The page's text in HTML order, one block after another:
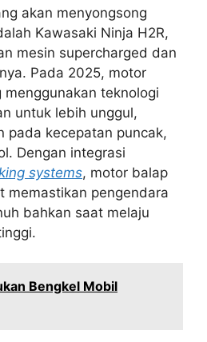
akan menyongsong
Kawasaki Ninja H2R,
mesin supercharged dan
Pada 2025, motor
teknologi
untuk lebih unggul,
pada kecepatan puncak,
Dengan integrasi
systems, motor balap
memastikan pengendara
bahkan saat melaju
Bengkel Mobil